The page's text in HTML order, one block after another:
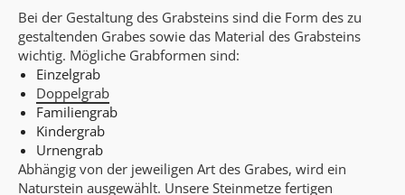
Bei der Gestaltung des Grabsteins sind die Form des zu
gestaltenden Grabes sowie das Material des Grabsteins
wichtig. Mögliche Grabformen sind:
Einzelgrab
Doppelgrab
Familiengrab
Kindergrab
Urnengrab
Abhängig von der jeweiligen Art des Grabes, wird ein
Naturstein ausgewählt. Unsere Steinmetze fertigen